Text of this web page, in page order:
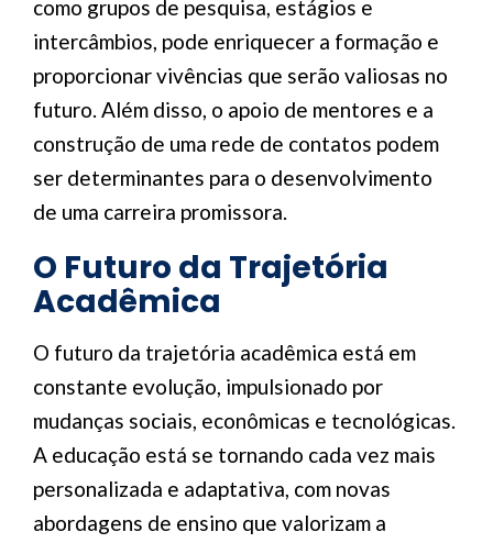
como grupos de pesquisa, estágios e
intercâmbios, pode enriquecer a formação e
proporcionar vivências que serão valiosas no
futuro. Além disso, o apoio de mentores e a
construção de uma rede de contatos podem
ser determinantes para o desenvolvimento
de uma carreira promissora.
O Futuro da Trajetória
Acadêmica
O futuro da trajetória acadêmica está em
constante evolução, impulsionado por
mudanças sociais, econômicas e tecnológicas.
A educação está se tornando cada vez mais
personalizada e adaptativa, com novas
abordagens de ensino que valorizam a